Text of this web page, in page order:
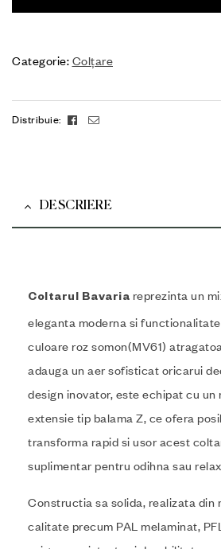
Categorie: Colțare
Distribuie: Facebook
Email
DESCRIERE
Coltarul Bavaria reprezinta un
eleganta moderna si
culoare roz somon(MV61)
adauga un aer sofisticat oricarui
design inovator, este echipat cu un
extensie tip balama Z, ce ofera
transforma rapid si usor acest
suplimentar pentru odihna sau
Constructia sa solida, realizata din
calitate precum PAL melaminat,